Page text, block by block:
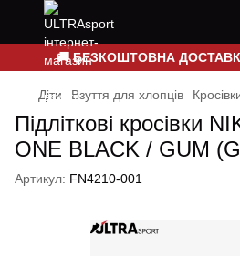
🚚 БЕЗКОШТОВНА
Діти Взуття для хлопців
Підліткові кросівки
ONE BLACK / GUM
Артикул: FN4210-001